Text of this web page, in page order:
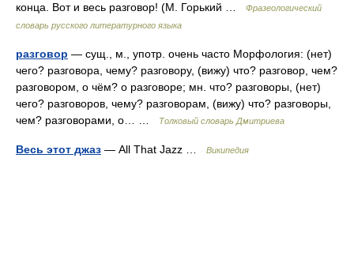
конца. Вот и весь разговор! (М. Горький …
Фразеологический
словарь русского литературного языка
разговор — сущ., м., употр. очень часто Морфология: (нет)
чего? разговора, чему? разговору, (вижу) что? разговор, чем?
разговором, о чём? о разговоре; мн. что? разговоры, (нет)
чего? разговоров, чему? разговорам, (вижу) что? разговоры,
чем? разговорами, о… …
Толковый словарь Дмитриева
Весь этот джаз — All That Jazz … Википедия